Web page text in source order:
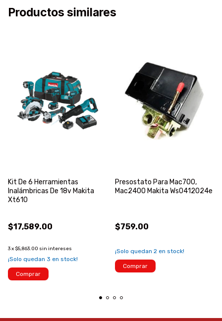
Productos similares
Kit De 6 Herramientas
Inalámbricas De 18v Makita
Xt610
$17,589.00
3x $5,863.00 sin intereses
¡Solo quedan 3 en stock!
Comprar
Presostato Para Mac700,
Mac2400 Makita Ws0412024e
$759.00
¡Solo quedan 2 en stock!
Comprar